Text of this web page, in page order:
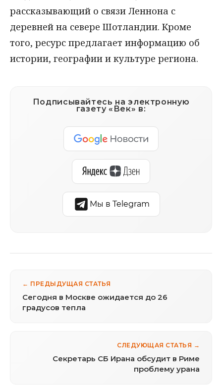
рассказывающий о связи Леннона с
деревней на севере Шотландии. Кроме
того, ресурс предлагает информацию об
истории, географии и культуре региона.
Подписывайтесь на электронную
газету «Век» в:
Мы в Telegram
← ПРЕДЫДУЩАЯ СТАТЬЯ
Сегодня в Москве ожидается до 26
градусов тепла
СЛЕДУЮЩАЯ СТАТЬЯ →
Секретарь СБ Ирана обсудит в Риме
проблему урана